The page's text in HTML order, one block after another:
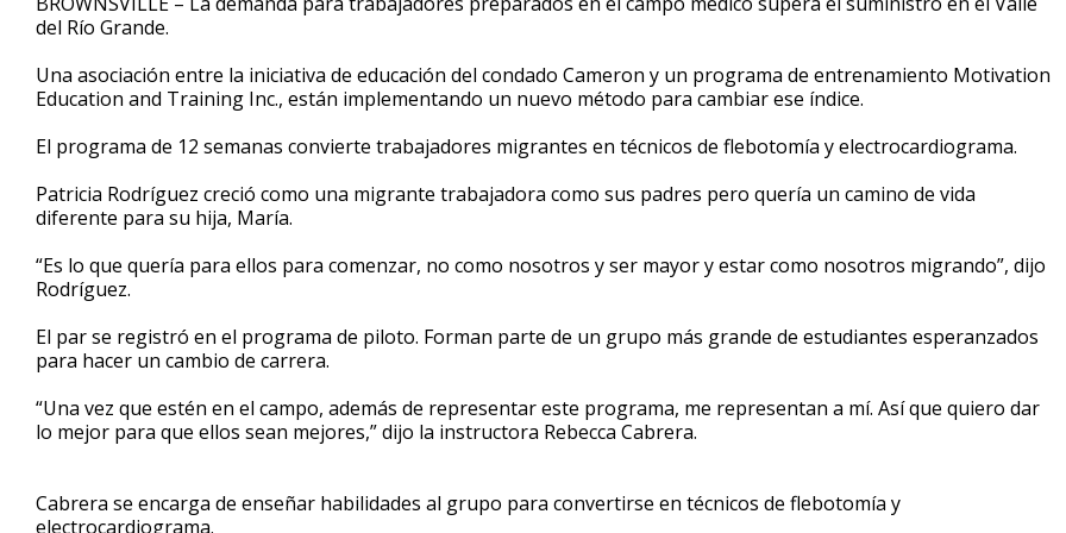
del Río Grande.
Una asociación entre la iniciativa de educación del condado Cameron y un programa de entrenamiento Motivation
Education and Training Inc., están implementando un nuevo método para cambiar ese índice.
El programa de 12 semanas convierte trabajadores migrantes en técnicos de flebotomía y electrocardiograma.
Patricia Rodríguez creció como una migrante trabajadora como sus padres pero quería un camino de vida
diferente para su hija, María.
“Es lo que quería para ellos para comenzar, no como nosotros y ser mayor y estar como nosotros migrando”, dijo
Rodríguez.
El par se registró en el programa de piloto. Forman parte de un grupo más grande de estudiantes esperanzados
para hacer un cambio de carrera.
“Una vez que estén en el campo, además de representar este programa, me representan a mí. Así que quiero dar
lo mejor para que ellos sean mejores,” dijo la instructora Rebecca Cabrera.
Cabrera se encarga de enseñar habilidades al grupo para convertirse en técnicos de flebotomía y
electrocardiograma.